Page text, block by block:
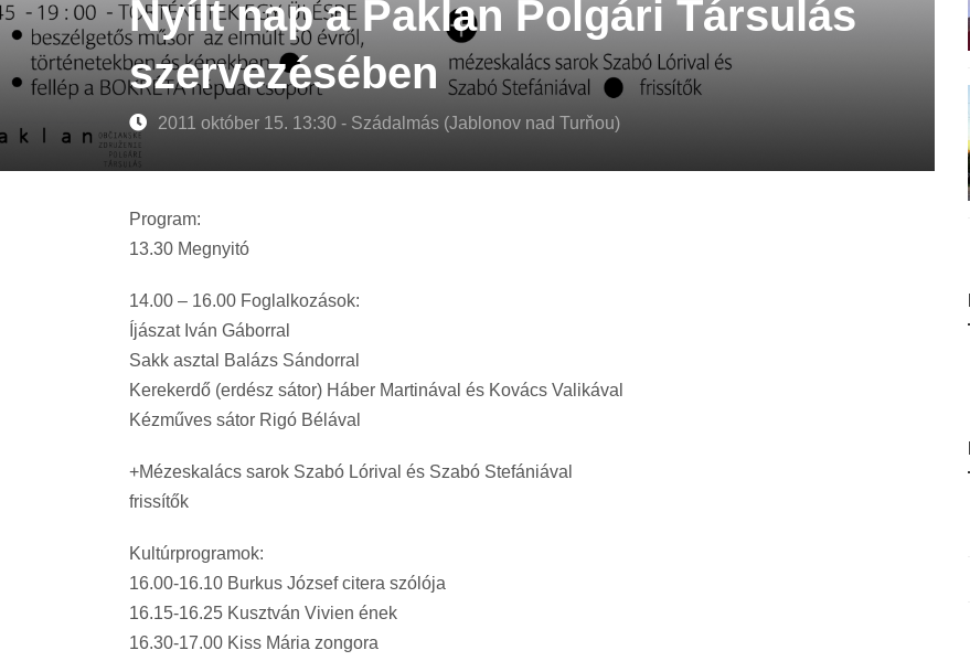
Nyílt nap a Paklan Polgári Társulás
szervezésében
2011 október 15. 13:30 - Szádalmás (Jablonov nad Turňou)
Program:
13.30 Megnyitó
14.00 – 16.00 Foglalkozások:
Íjászat Iván Gáborral
Sakk asztal Balázs Sándorral
Kerekerdő (erdész sátor) Háber Martinával és Kovács Valikával
Kézműves sátor Rigó Bélával
+Mézeskalács sarok Szabó Lórival és Szabó Stefániával
frissítők
Kultúrprogramok:
16.00-16.10 Burkus József citera szólója
16.15-16.25 Kusztván Vivien ének
16.30-17.00 Kiss Mária zongora